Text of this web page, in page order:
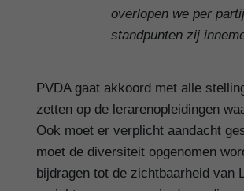
overlopen we per
standpunten zij
PVDA gaat akkoord met alle
zetten op de lerarenopleidingen
Ook moet er verplicht aandacht
moet de diversiteit opgenomen
bijdragen tot de zichtbaarheid van